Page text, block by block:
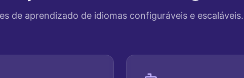
de aprendizado de idiomas configuráveis e